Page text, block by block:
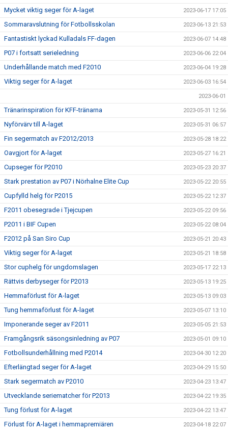
Mycket viktig seger för A-laget 2023-06-17 17:05
Sommaravslutning för Fotbollsskolan 2023-06-13 21:53
Fantastiskt lyckad Kulladals FF-dagen 2023-06-07 14:48
P07 i fortsatt serieledning 2023-06-06 22:04
Underhållande match med F2010 2023-06-04 19:28
Viktig seger för A-laget 2023-06-03 16:54
2023-06-01
Tränarinspiration för KFF-tränarna 2023-05-31 12:56
Nyförvärv till A-laget 2023-05-31 06:57
Fin segermatch av F2012/2013 2023-05-28 18:22
Oavgjort för A-laget 2023-05-27 16:21
Cupseger för P2010 2023-05-23 20:37
Stark prestation av P07 i Nörhalne Elite Cup 2023-05-22 20:55
Cupfylld helg för P2015 2023-05-22 12:37
F2011 obesegrade i Tjejcupen 2023-05-22 09:56
P2011 i BIF Cupen 2023-05-22 08:04
F2012 på San Siro Cup 2023-05-21 20:43
Viktig seger för A-laget 2023-05-21 18:58
Stor cuphelg för ungdomslagen 2023-05-17 22:13
Rättvis derbyseger för P2013 2023-05-13 19:25
Hemmaförlust för A-laget 2023-05-13 09:03
Tung hemmaförlust för A-laget 2023-05-07 13:10
Imponerande seger av F2011 2023-05-05 21:53
Framgångsrik säsongsinledning av P07 2023-05-01 09:10
Fotbollsunderhållning med P2014 2023-04-30 12:20
Efterlängtad seger för A-laget 2023-04-29 15:50
Stark segermatch av P2010 2023-04-23 13:47
Utvecklande seriematcher för P2013 2023-04-22 19:35
Tung förlust för A-laget 2023-04-22 13:47
Förlust för A-laget i hemmapremiären 2023-04-18 22:07